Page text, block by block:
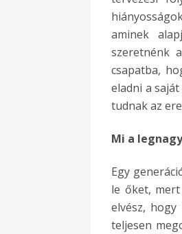
aminek
szeretnénk
csapatba,
eladni a
tudnak az
Mi a
Egy
le őket,
elvész,
teljesen